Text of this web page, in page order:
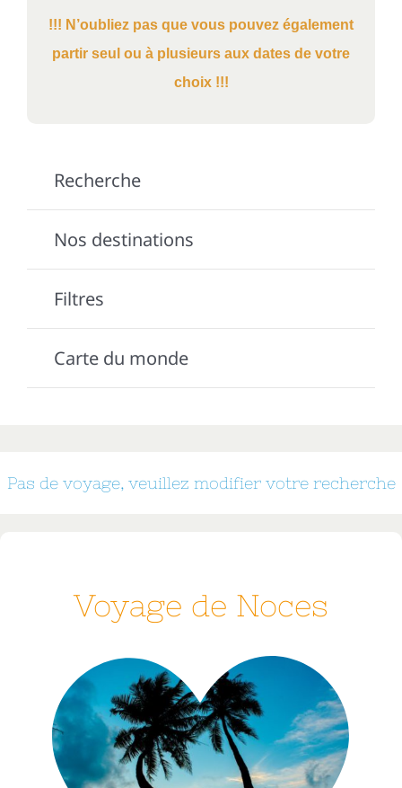
!!! N’oubliez pas que vous pouvez également
partir seul ou à plusieurs aux dates de votre
choix !!!
Recherche
Nos destinations
Filtres
Carte du monde
Pas de voyage, veuillez modifier votre recherche
Voyage de Noces